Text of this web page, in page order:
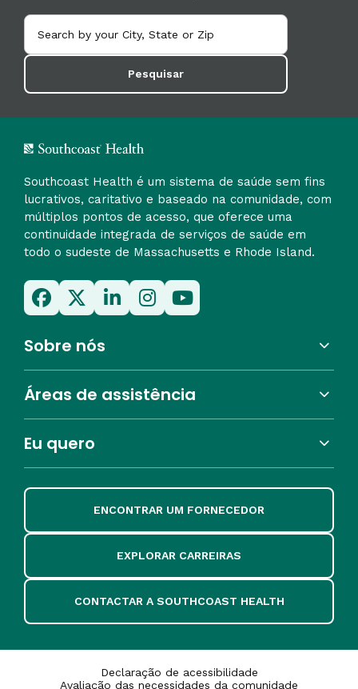
Pesquisar
Southcoast Health é um sistema de saúde sem fins
lucrativos, caritativo e baseado na comunidade, com
múltiplos pontos de acesso, que oferece uma
continuidade integrada de serviços de saúde em
todo o sudeste de Massachusetts e Rhode Island.
Sobre nós
Áreas de assistência
Eu quero
ENCONTRAR UM FORNECEDOR
EXPLORAR CARREIRAS
CONTACTAR A SOUTHCOAST HEALTH
Declaração de acessibilidade
Avaliação das necessidades da comunidade